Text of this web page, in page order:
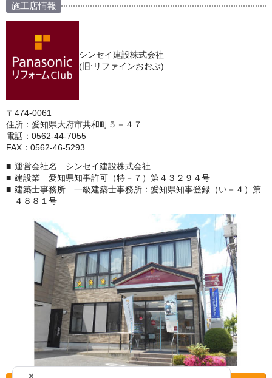
施工店情報
シンセイ建設株式会社
(旧:リファインおおぶ)
〒474-0061
住所：愛知県大府市共和町５－４７
電話：0562-44-7055
FAX：0562-46-5293
運営会社名 シンセイ建設株式会社
建設業 愛知県知事許可（特－７）第４３２９４号
建築士事務所 一級建築士事務所：愛知県知事登録（い－４）第
４８８１号